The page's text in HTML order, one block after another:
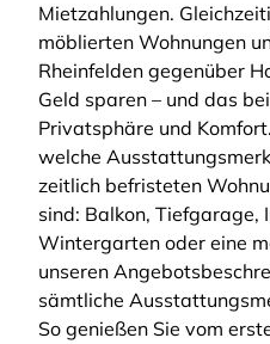
Mietzahlungen.
möblierten Wohnungen
Rheinfelden gegenüber
Geld sparen – und das
Privatsphäre und
welche
zeitlich befristeten
sind: Balkon, Tiefgarage,
Wintergarten oder eine
unseren
sämtliche
So genießen Sie vom